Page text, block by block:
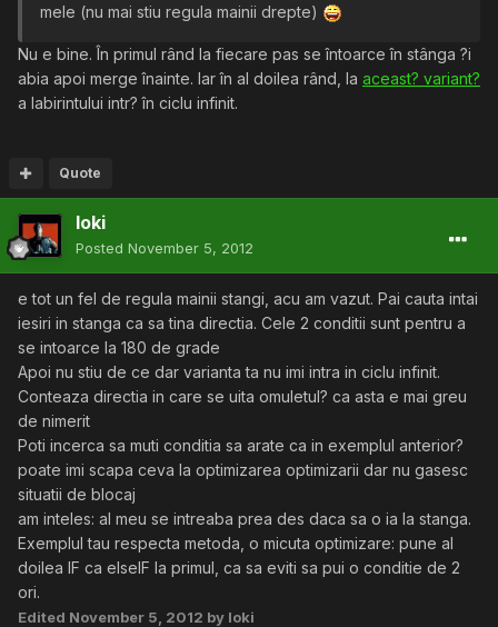
mele (nu mai stiu regula mainii drepte)
Nu e bine. În primul rând la fiecare pas se întoarce în stânga ?i
abia apoi merge înainte. Iar în al doilea rând, la aceast? variant?
a labirintului intr? în ciclu infinit.
Quote
loki
Posted November 5, 2012
e tot un fel de regula mainii stangi, acu am vazut. Pai cauta intai
iesiri in stanga ca sa tina directia. Cele 2 conditii sunt pentru a
se intoarce la 180 de grade
Apoi nu stiu de ce dar varianta ta nu imi intra in ciclu infinit.
Conteaza directia in care se uita omuletul? ca asta e mai greu
de nimerit
Poti incerca sa muti conditia sa arate ca in exemplul anterior?
poate imi scapa ceva la optimizarea optimizarii dar nu gasesc
situatii de blocaj
am inteles: al meu se intreaba prea des daca sa o ia la stanga.
Exemplul tau respecta metoda, o micuta optimizare: pune al
doilea IF ca elseIF la primul, ca sa eviti sa pui o conditie de 2
ori.
Edited November 5, 2012 by loki